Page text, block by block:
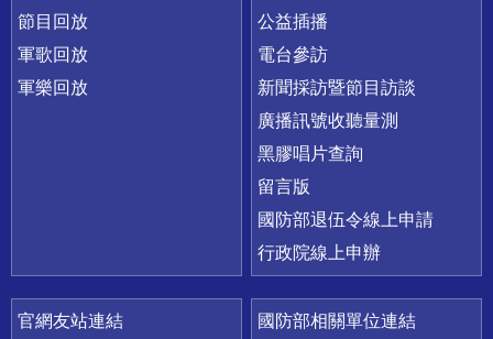
節目回放
軍歌回放
軍樂回放
公益插播
電台參訪
新聞採訪暨節目訪談
廣播訊號收聽量測
黑膠唱片查詢
留言版
國防部退伍令線上申請
行政院線上申辦
官網友站連結
國防部相關單位連結